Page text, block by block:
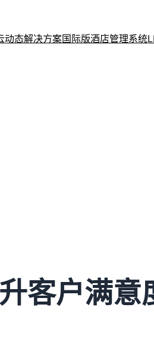
动态解决方案国际版酒店管理系统
客户满意